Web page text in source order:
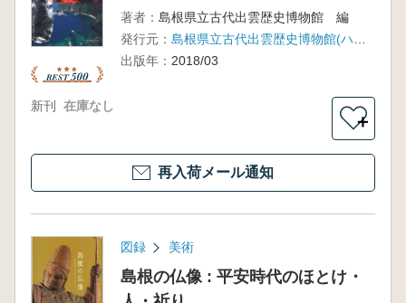
著者： 島根県立古代出雲歴史博物館 編
発行元：
出版年： 2018/03
新刊 在庫なし
＋
再入荷メール通知
図録 美術
島根の仏像 : 平安時代のほとけ・